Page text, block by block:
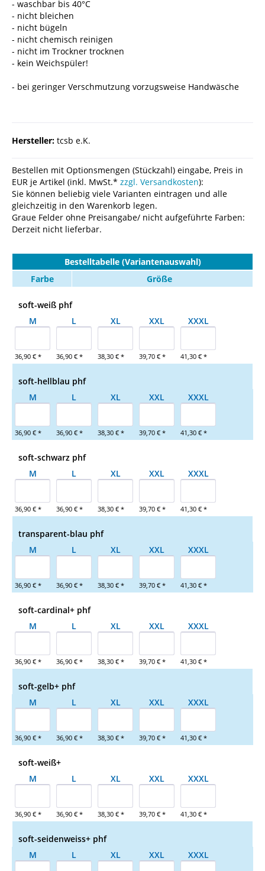
- waschbar bis 40°C
- nicht bleichen
- nicht bügeln
- nicht chemisch reinigen
- nicht im Trockner trocknen
- kein Weichspüler!
- bei geringer Verschmutzung vorzugsweise Handwäsche
Hersteller: tcsb e.K.
Bestellen mit Optionsmengen (Stückzahl) eingabe, Preis in
EUR je Artikel (inkl. MwSt.* zzgl. Versandkosten):
Sie können beliebig viele Varianten eintragen und alle
gleichzeitig in den Warenkorb legen.
Graue Felder ohne Preisangabe/ nicht aufgeführte Farben:
Derzeit nicht lieferbar.
Bestelltabelle (Variantenauswahl)
Farbe
Größe
soft-weiß phf
M
36,90 € *
L
36,90 € *
XL
38,30 € *
XXL
39,70 € *
XXXL
41,30 € *
soft-hellblau phf
M
36,90 € *
L
36,90 € *
XL
38,30 € *
XXL
39,70 € *
XXXL
41,30 € *
soft-schwarz phf
M
36,90 € *
L
36,90 € *
XL
38,30 € *
XXL
39,70 € *
XXXL
41,30 € *
transparent-blau phf
M
36,90 € *
L
36,90 € *
XL
38,30 € *
XXL
39,70 € *
XXXL
41,30 € *
soft-cardinal+ phf
M
36,90 € *
L
36,90 € *
XL
38,30 € *
XXL
39,70 € *
XXXL
41,30 € *
soft-gelb+ phf
M
36,90 € *
L
36,90 € *
XL
38,30 € *
XXL
39,70 € *
XXXL
41,30 € *
soft-weiß+
M
36,90 € *
L
36,90 € *
XL
38,30 € *
XXL
39,70 € *
XXXL
41,30 € *
soft-seidenweiss+ phf
M
L XL XXL XXXL